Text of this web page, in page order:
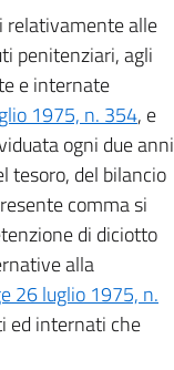
relativamente alle
penitenziari, agli
e internate
1975, n. 354, e
ogni due anni
tesoro, del bilancio
comma si
di diciotto
alla
26 luglio 1975, n.
ed internati che